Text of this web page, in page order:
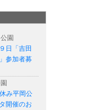
園
日「吉田
参加者募
み平岡公
開催のお